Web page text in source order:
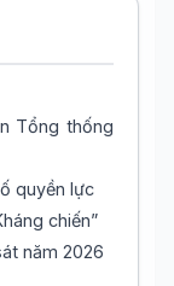
Tổng thống
quyền lực
chiến”
năm 2026